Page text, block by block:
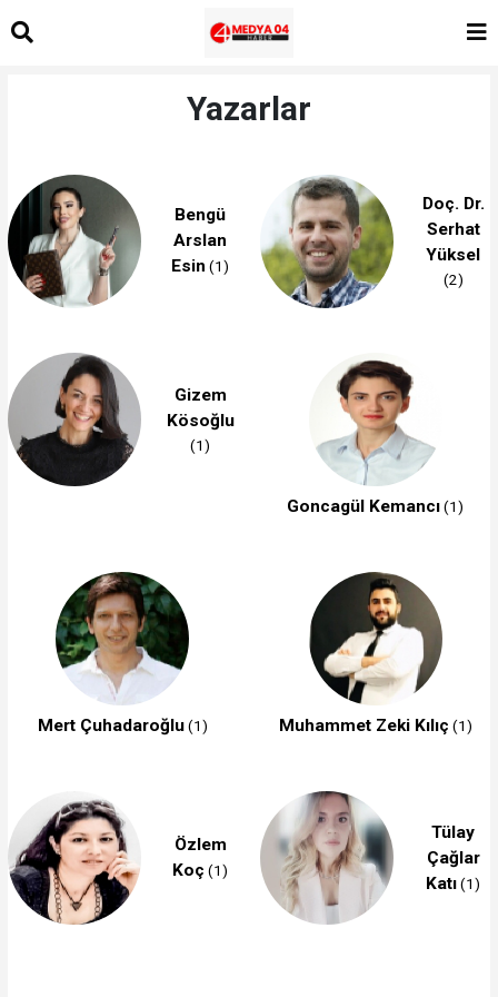
Yazarlar
Bengü
Arslan
Esin (1)
Doç. Dr.
Serhat
Yüksel
(2)
Gizem
Kösoğlu
(1)
Goncagül Kemancı(1)
Mert Çuhadaroğlu(1) Muhammet Zeki Kılıç (1)
Özlem
Koç (1)
Tülay
Çağlar
Katı(1)